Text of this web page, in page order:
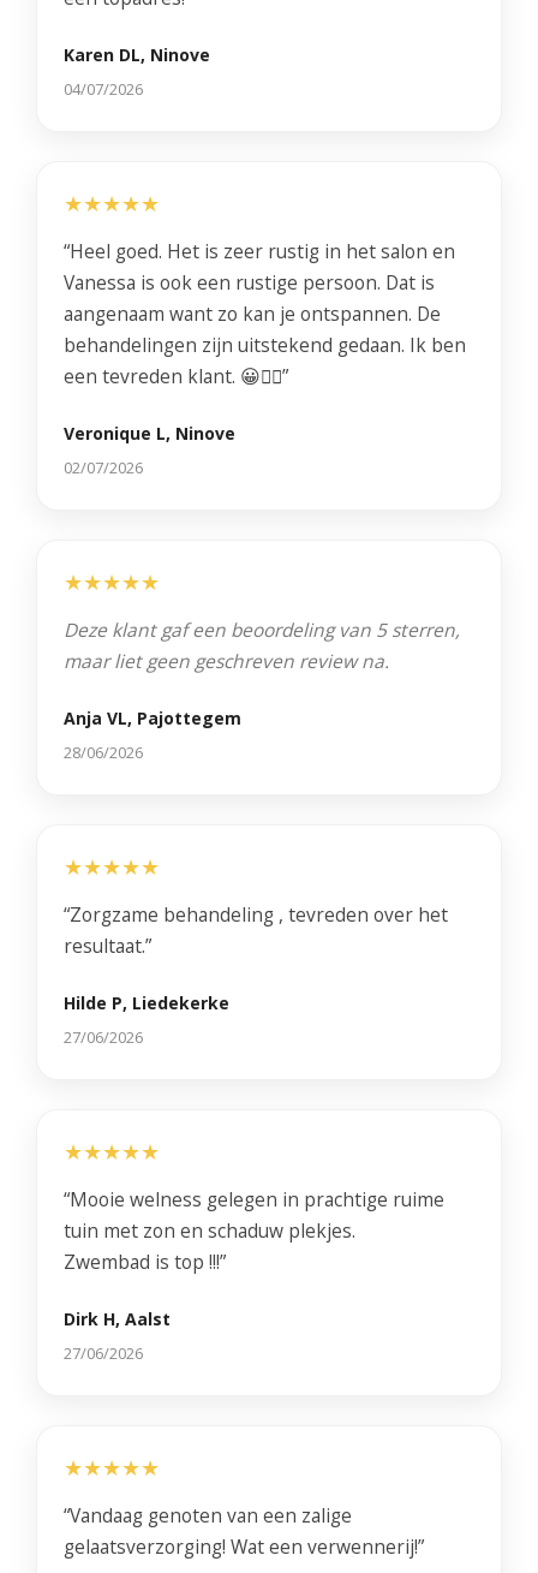
Karen DL, Ninove
04/07/2026
★★★★★
“Heel goed. Het is zeer rustig in het salon en
Vanessa is ook een rustige persoon. Dat is
aangenaam want zo kan je ontspannen. De
behandelingen zijn uitstekend gedaan. Ik ben
een tevreden klant. 😀👍🏻”
Veronique L, Ninove
02/07/2026
★★★★★
Deze klant gaf een beoordeling van 5 sterren,
maar liet geen geschreven review na.
Anja VL, Pajottegem
28/06/2026
★★★★★
“Zorgzame behandeling , tevreden over het
resultaat.”
Hilde P, Liedekerke
27/06/2026
★★★★★
“Mooie welness gelegen in prachtige ruime
tuin met zon en schaduw plekjes.
Zwembad is top !!!”
Dirk H, Aalst
27/06/2026
★★★★★
“Vandaag genoten van een zalige
gelaatsverzorging! Wat een verwennerij!”